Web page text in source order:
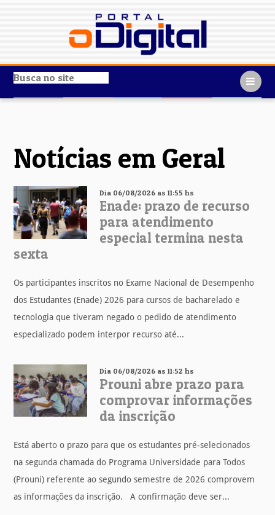
Notícias em Geral
Dia 06/08/2026 as 11:55 hs
Enade: prazo de recurso
para atendimento
especial termina nesta
sexta
Os participantes inscritos no Exame Nacional de Desempenho
dos Estudantes (Enade) 2026 para cursos de bacharelado e
tecnologia que tiveram negado o pedido de atendimento
especializado podem interpor recurso até...
Dia 06/08/2026 as 11:52 hs
Prouni abre prazo para
comprovar informações
da inscrição
Está aberto o prazo para que os estudantes pré-selecionados
na segunda chamada do Programa Universidade para Todos
(Prouni) referente ao segundo semestre de 2026 comprovem
as informações da inscrição. A confirmação deve ser...